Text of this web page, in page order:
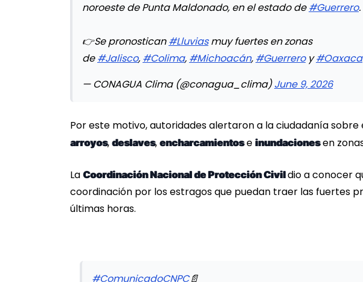
noroeste de Punta Maldonado, en el estado de#Guerrero.
👉Se pronostican#Lluviasmuy fuertes en zonas
de#Jalisco, #Colima, #Michoacán, #Guerreroy#Oaxaca
— CONAGUA Clima (@conagua_clima)June 9, 2026
Por este motivo, autoridades alertaron a la ciudadanía
arroyos, deslaves, encharcamientose inundacionesen
La Coordinación Nacional de Protección Civildio a conocer
coordinación por los estragos que puedan traer las fuertes
últimas horas.
#ComunicadoCNPC📄